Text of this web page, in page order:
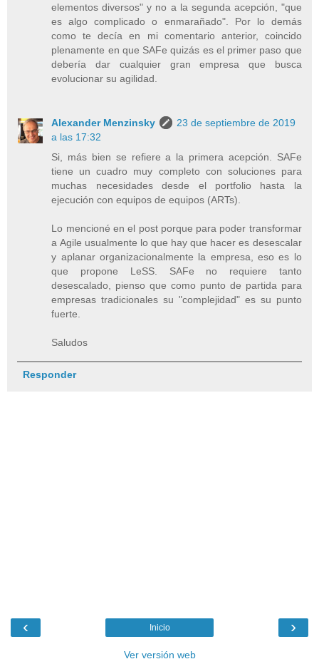
elementos diversos" y no a la segunda acepción, "que
es algo complicado o enmarañado". Por lo demás
como te decía en mi comentario anterior, coincido
plenamente en que SAFe quizás es el primer paso que
debería dar cualquier gran empresa que busca
evolucionar su agilidad.
Alexander Menzinsky
23 de septiembre de 2019
a las 17:32
Si, más bien se refiere a la primera acepción. SAFe
tiene un cuadro muy completo con soluciones para
muchas necesidades desde el portfolio hasta la
ejecución con equipos de equipos (ARTs).
Lo mencioné en el post porque para poder transformar
a Agile usualmente lo que hay que hacer es desescalar
y aplanar organizacionalmente la empresa, eso es lo
que propone LeSS. SAFe no requiere tanto
desescalado, pienso que como punto de partida para
empresas tradicionales su "complejidad" es su punto
fuerte.
Saludos
Responder
‹ ›
Inicio
Ver versión web